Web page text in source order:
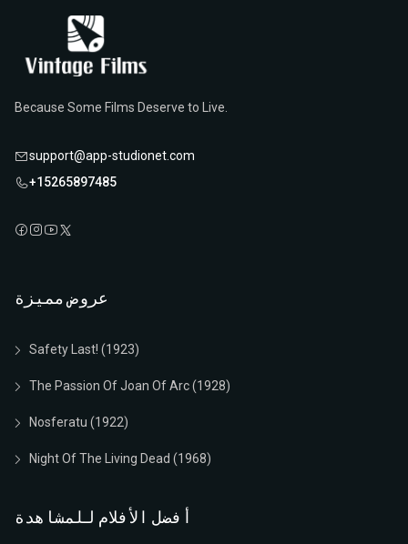
Because Some Films Deserve to Live.
support@app-studionet.com
+15265897485
عروض مميزة
Safety Last! (1923)
The Passion Of Joan Of Arc (1928)
Nosferatu (1922)
Night Of The Living Dead (1968)
أفضل الأفلام للمشاهدة